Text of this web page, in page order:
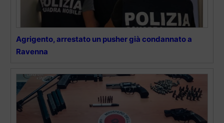
Agrigento, arrestato un pusher già condannato a
Ravenna